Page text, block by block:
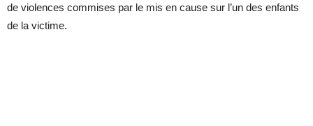
de violences commises par le mis en cause sur l’un des enfants
de la victime.